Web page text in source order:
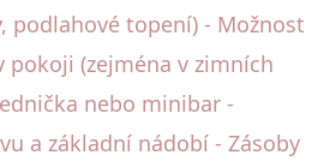
podlahové topení) - Možnost
pokoji (zejména v zimních
nebo minibar -
a základní nádobí - Zásoby